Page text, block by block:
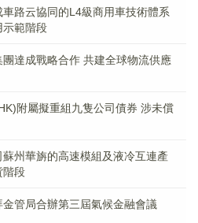
路云協同的L4級商用車技術體系
示範階段
達成戰略合作 共建全球物流供應
附屬擬重組九隻公司債券 涉未償
州華旃的高速模組及液冷互連產
階段
管局合辦第三屆氣候金融會議